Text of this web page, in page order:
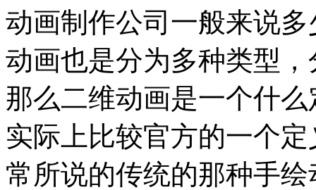
动画制作公司一般来说
动画也是分为多种类型
那么二维动画是一个什
实际上比较官方的一个
常所说的传统的那种手绘